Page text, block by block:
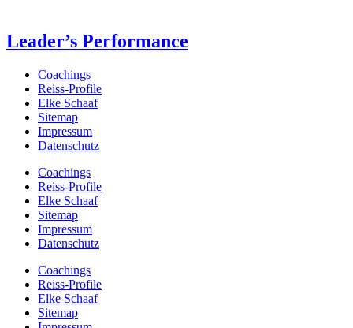
Leader’s Performance
Coachings
Reiss-Profile
Elke Schaaf
Sitemap
Impressum
Datenschutz
Coachings
Reiss-Profile
Elke Schaaf
Sitemap
Impressum
Datenschutz
Coachings
Reiss-Profile
Elke Schaaf
Sitemap